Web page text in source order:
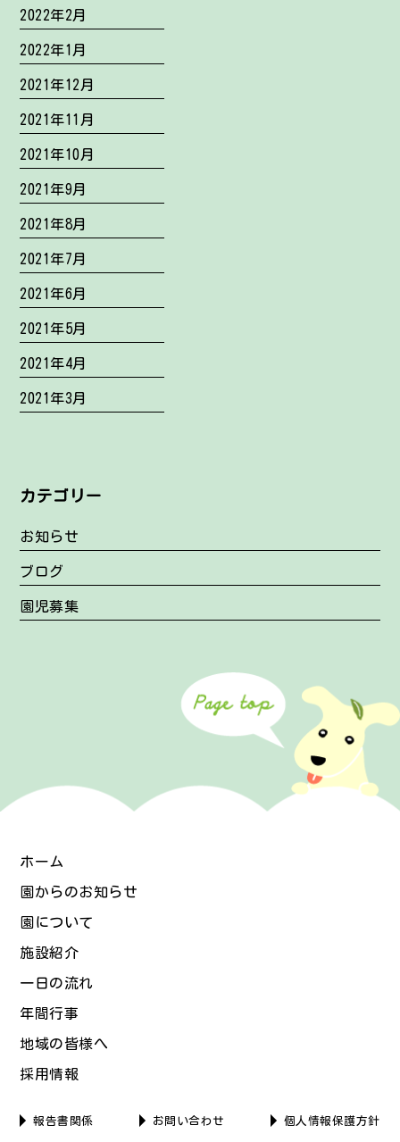
2022年2月
2022年1月
2021年12月
2021年11月
2021年10月
2021年9月
2021年8月
2021年7月
2021年6月
2021年5月
2021年4月
2021年3月
カテゴリー
お知らせ
ブログ
園児募集
ホーム
園からのお知らせ
園について
施設紹介
一日の流れ
年間行事
地域の皆様へ
採用情報
報告書関係 お問い合わせ 個人情報保護方針